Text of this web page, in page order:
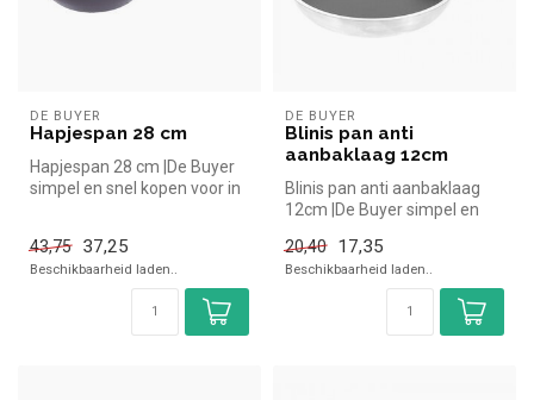
DE BUYER
Hapjespan 28 cm
Hapjespan 28 cm |De Buyer
simpel en snel kopen voor in
43,75
37,25
Beschikbaarheid laden..
DE BUYER
Blinis pan anti
aanbaklaag 12cm
Blinis pan anti aanbaklaag
12cm |De Buyer simpel en
horeca...
20,40 17,35
Beschikbaarheid laden..